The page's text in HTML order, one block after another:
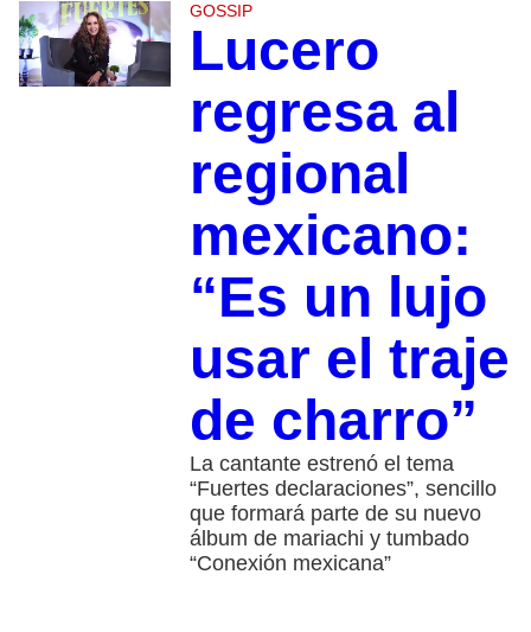
GOSSIP
Lucero
regresa al
regional
mexicano:
“Es un lujo
usar el traje
de charro”
La cantante estrenó el tema
“Fuertes declaraciones”, sencillo
que formará parte de su nuevo
álbum de mariachi y tumbado
“Conexión mexicana”